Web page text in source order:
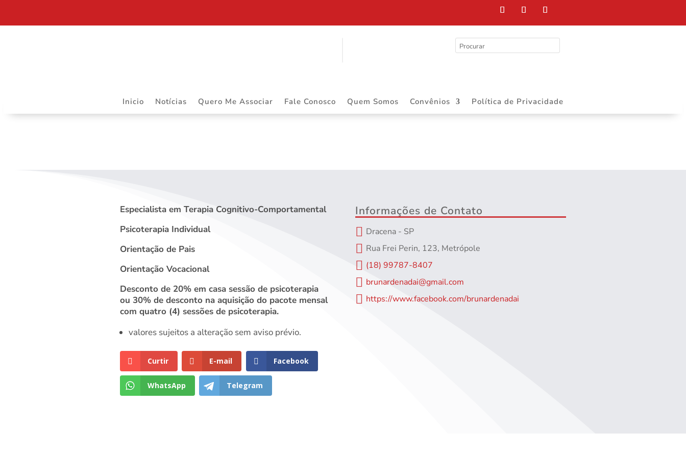
Inicio Notícias Quero Me Associar Fale Conosco Quem Somos Convênios Política de Privacidade
Especialista em Terapia Cognitivo-Comportamental
Psicoterapia Individual
Orientação de Pais
Orientação Vocacional
Desconto de 20% em casa sessão de psicoterapia
ou 30% de desconto na aquisição do pacote mensal
com quatro (4) sessões de psicoterapia.
valores sujeitos a alteração sem aviso prévio.
Curtir E-mail Facebook
WhatsApp Telegram
Informações de Contato
 Dracena - SP
 Rua Frei Perin, 123, Metrópole
 (18) 99787-8407
 brunardenadai@gmail.com
 https://www.facebook.com/brunardenadai